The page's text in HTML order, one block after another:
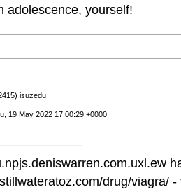
adolescence, yourself!
isuzedu
19 May 2022 17:00:29 +0000
drug/viagra/